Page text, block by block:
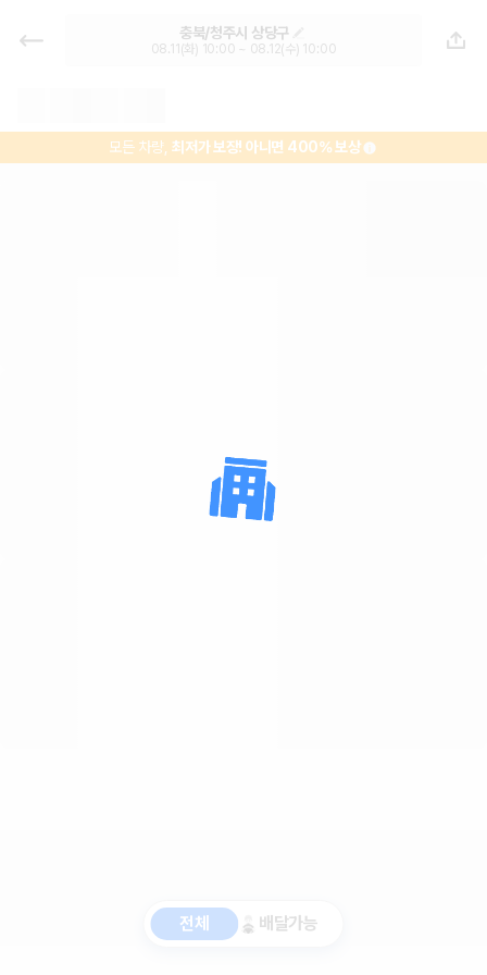
충북 렌트카 - 청주시 렌터카 가격비
교, 최저가 보장 1위 카모아
충북/청주시 상당구
08.11(화) 10:00 ~ 08.12(수) 10:00
모든 차량,최저가 보장! 아니면 400% 보상
전체 배달가능